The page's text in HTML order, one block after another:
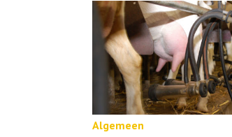
Algemeen